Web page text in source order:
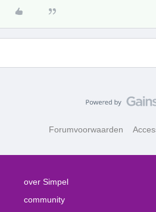
Forumvoorwaarden
over Simpel
community